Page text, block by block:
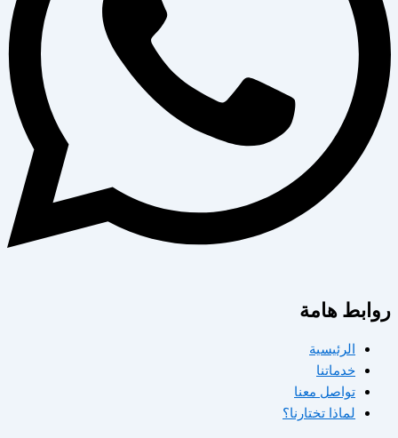
روابط هامة
الرئيسية
خدماتنا
تواصل معنا
لماذا تختارنا؟